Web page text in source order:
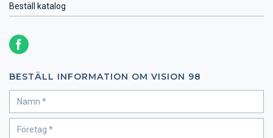
Beställ katalog
BESTÄLL INFORMATION OM VISION 98